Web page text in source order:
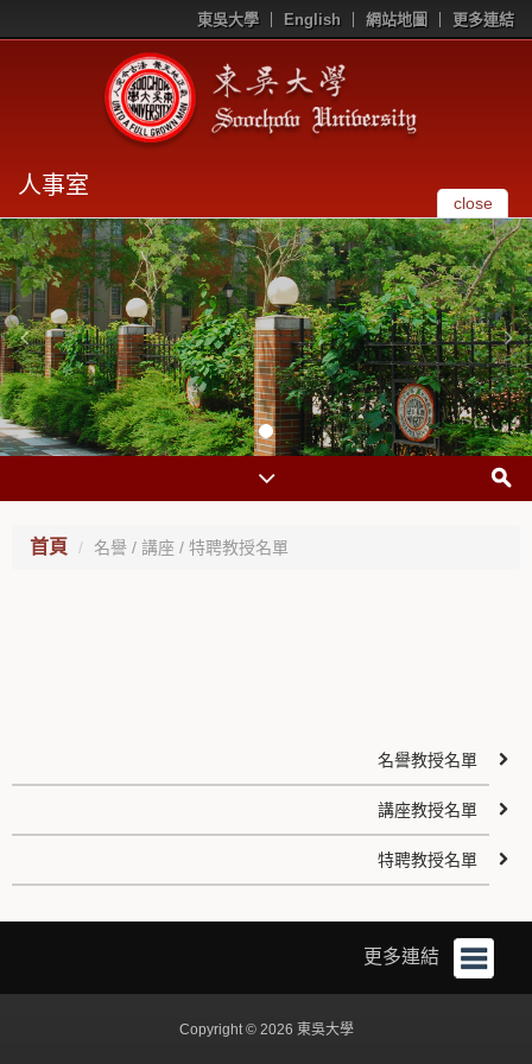
東吳大學 English 網站地圖 更多連結
人事室
close
首頁 名譽 / 講座 / 特聘教授名單
名譽教授名單
講座教授名單
特聘教授名單
更多連結
Copyright © 2026 東吳大學